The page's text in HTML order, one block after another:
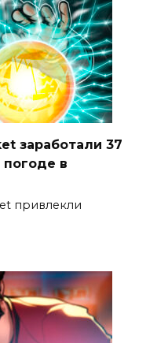
заработали 37
в
привлекли